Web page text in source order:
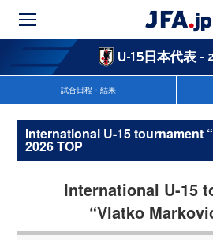
U-15日本代表 -
試合日程・結果
International U-15 tournament
2026 TOP
International U-15
“Vlatko